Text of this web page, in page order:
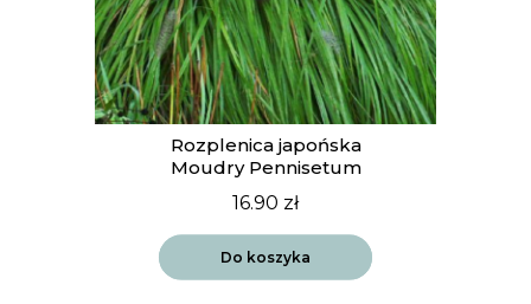
Rozplenica japońska
Moudry Pennisetum
16.90 zł
Do koszyka